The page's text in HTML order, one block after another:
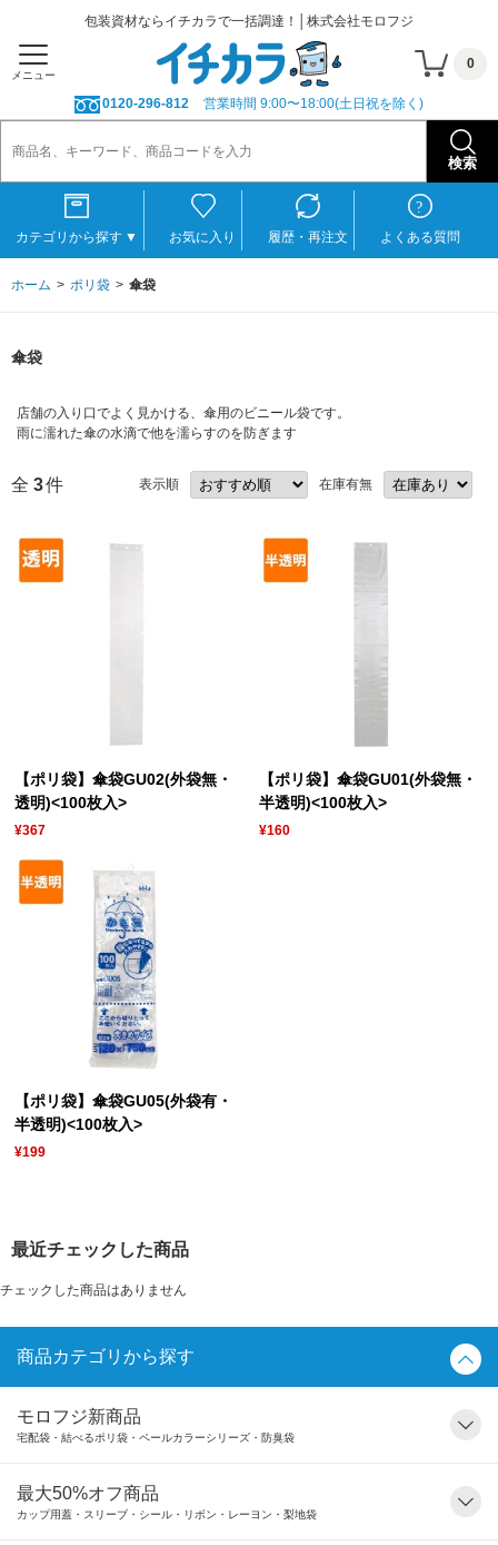
包装資材ならイチカラで一括調達！│株式会社モロフジ
メニュー
0
0120-296-812 営業時間 9:00〜18:00(土日祝を除く)
カテゴリから探す ▼ お気に入り 履歴・再注文 よくある質問
ホーム ポリ袋 傘袋
傘袋
店舗の入り口でよく見かける、傘用のビニール袋です。
雨に濡れた傘の水滴で他を濡らすのを防ぎます
全 3件 表示順 在庫有無
【ポリ袋】傘袋GU02(外袋無・
透明)<100枚入>
¥367
【ポリ袋】傘袋GU01(外袋無・
半透明)<100枚入>
¥160
【ポリ袋】傘袋GU05(外袋有・
半透明)<100枚入>
¥199
最近チェックした商品
チェックした商品はありません
商品カテゴリから探す
モロフジ新商品
宅配袋・結べるポリ袋・ペールカラーシリーズ・防臭袋
最大50%オフ商品
カップ用蓋・スリーブ・シール・リボン・レーヨン・梨地袋